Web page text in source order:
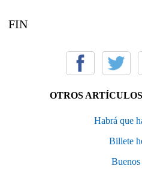
FIN
OTROS
Habrá que
Billete
Buenos